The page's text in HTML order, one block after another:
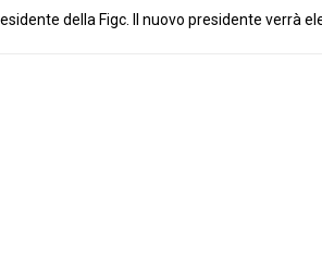
della Figc. Il nuovo presidente verrà